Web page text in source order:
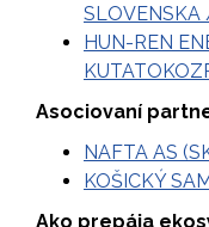
SLOVENSKA
HUN-REN
Asociovaní
NAFTA AS
KOŠICKÝ
Ako prepája